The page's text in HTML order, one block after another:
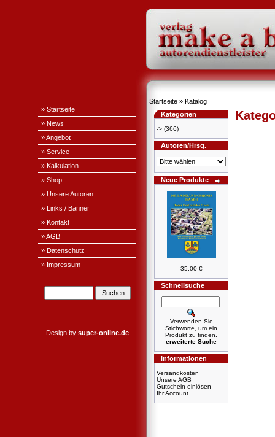
» Startseite
» News
» Angebot
» Service
» Kalkulation
» Shop
» Unsere Autoren
» Links / Banner
» Kontakt
» AGB
» Datenschutz
» Impressum
Design by super-online.de
Startseite » Katalog
Kategorien
-> (366)
Autoren/Hrsg.
Neue Produkte
35,00 €
Schnellsuche
Verwenden Sie
Stichworte, um ein
Produkt zu finden.
erweiterte Suche
Informationen
Versandkosten
Unsere AGB
Gutschein einlösen
Ihr Account